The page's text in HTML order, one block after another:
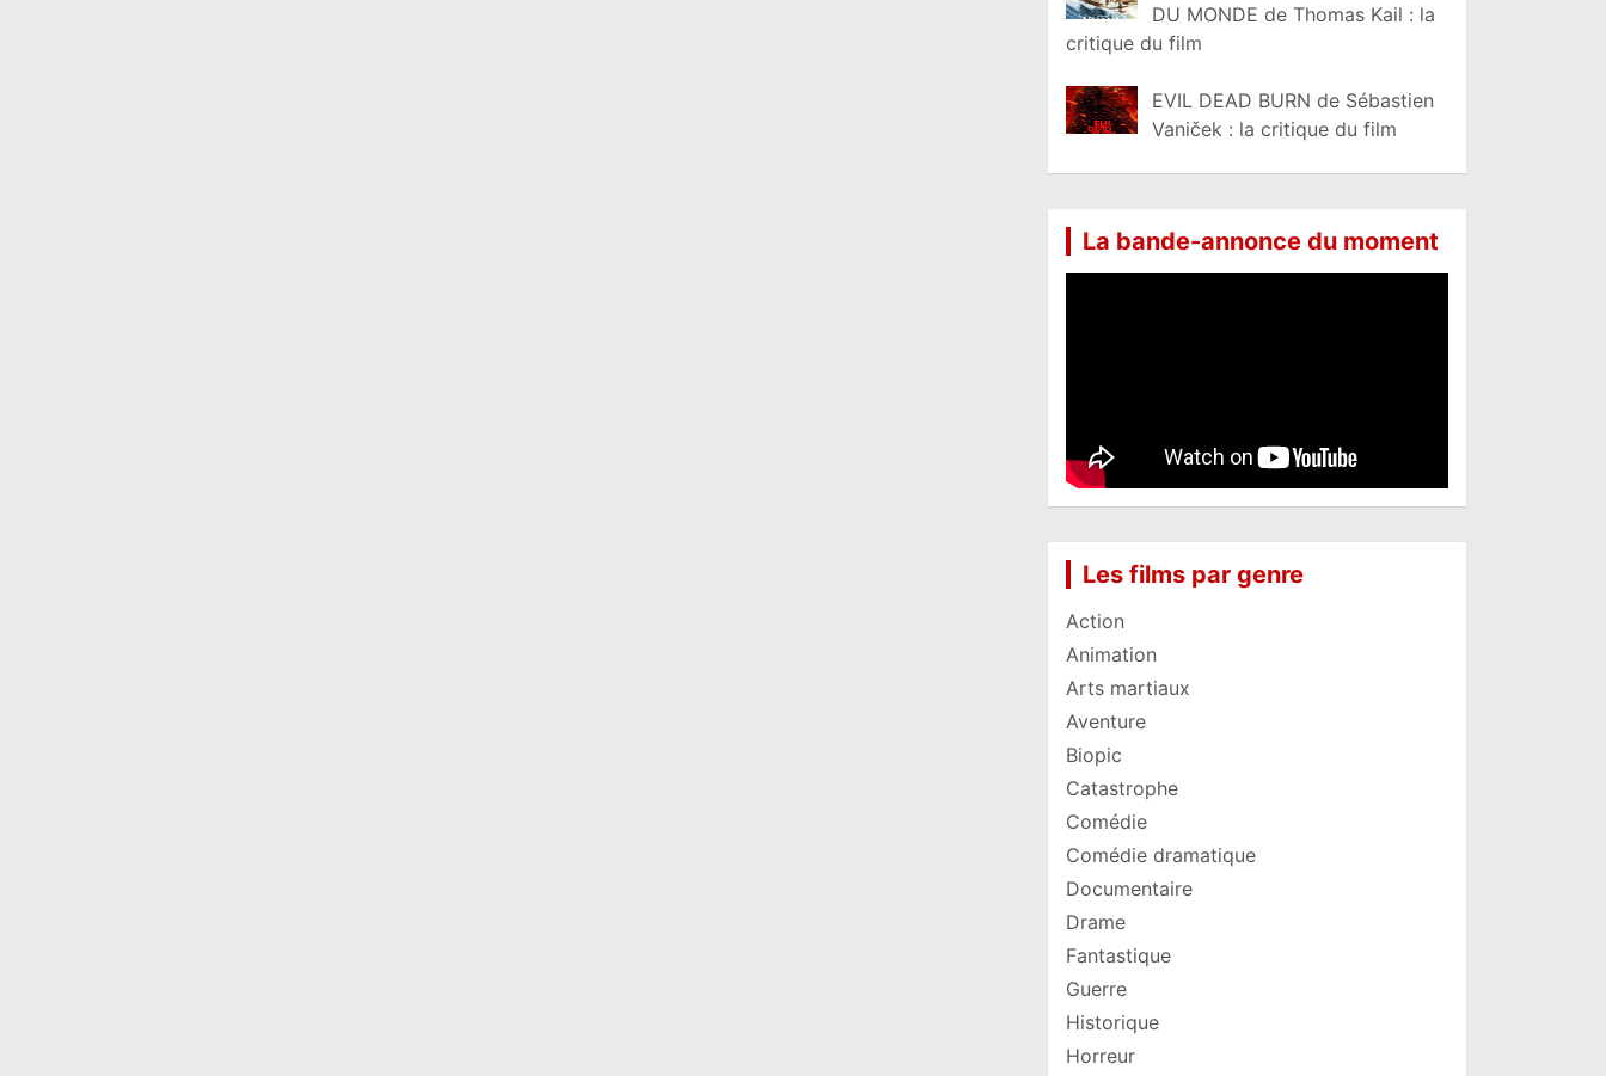
DU MONDE de Thomas Kail : la
critique du film
EVIL DEAD BURN de Sébastien
Vaniček : la critique du film
La bande-annonce du moment
Les films par genre
Action
Animation
Arts martiaux
Aventure
Biopic
Catastrophe
Comédie
Comédie dramatique
Documentaire
Drame
Fantastique
Guerre
Historique
Horreur